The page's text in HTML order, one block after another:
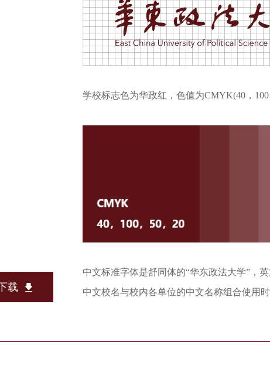
载
学校标志色为华政红，色值为CMYK(40，100
中文标准字体是舒同体的“华东政法大学”，
中文校名与校内各单位的中文名称组合使用